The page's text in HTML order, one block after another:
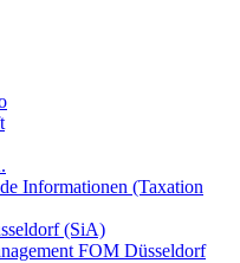
Informationen (Taxation
(SiA)
FOM Düsseldorf